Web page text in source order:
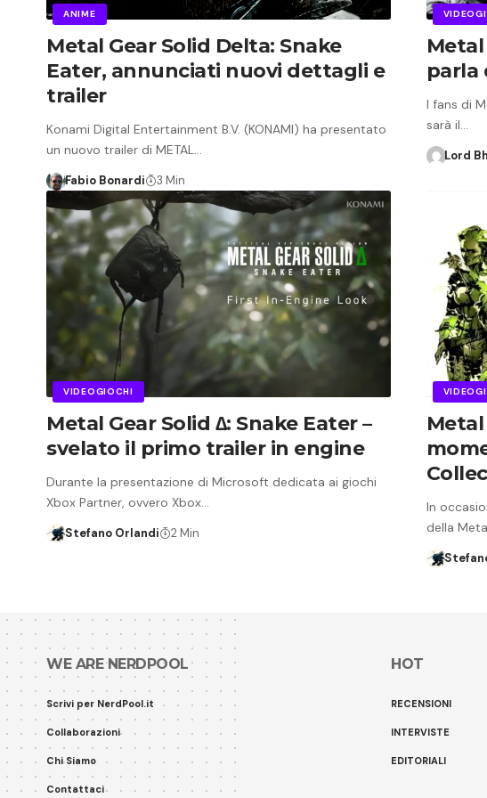
ANIME
Metal Gear Solid Delta: Snake
Eater, annunciati nuovi dettagli e
trailer
Konami Digital Entertainment B.V. (KONAMI) ha presentato
un nuovo trailer di METAL…
Fabio Bonardi 3 Min
parla
I fans di
sarà il…
Lord
VIDEOGIOCHI
Metal Gear Solid ∆: Snake Eater –
svelato il primo trailer in engine
Durante la presentazione di Microsoft dedicata ai giochi
Xbox Partner, ovvero Xbox…
Stefano Orlandi 2 Min
Metal
In
della
WE ARE NERDPOOL
Scrivi per NerdPool.it
Collaborazioni
Chi Siamo
Contattaci
HOT
RECENSIONI
INTERVISTE
EDITORIALI